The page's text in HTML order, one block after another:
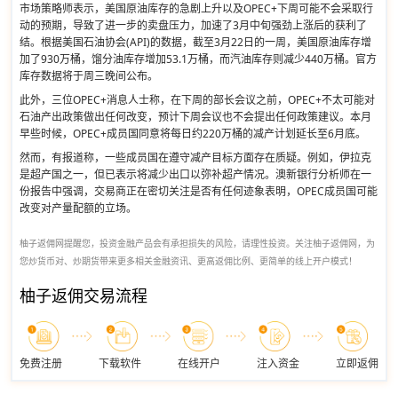
市场策略师表示，美国原油库存的急剧上升以及OPEC+下周可能不会采取行
动的预期，导致了进一步的卖盘压力，加速了3月中旬强劲上涨后的获利了
结。根据美国石油协会(API)的数据，截至3月22日的一周，美国原油库存增
加了930万桶，馏分油库存增加53.1万桶，而汽油库存则减少440万桶。官方
库存数据将于周三晚间公布。
此外，三位OPEC+消息人士称，在下周的部长会议之前，OPEC+不太可能对
石油产出政策做出任何改变，预计下周会议也不会提出任何政策建议。本月
早些时候，OPEC+成员国同意将每日约220万桶的减产计划延长至6月底。
然而，有报道称，一些成员国在遵守减产目标方面存在质疑。例如，伊拉克
是超产国之一，但已表示将减少出口以弥补超产情况。澳新银行分析师在一
份报告中强调，交易商正在密切关注是否有任何迹象表明，OPEC成员国可能
改变对产量配额的立场。
柚子返佣网提醒您，投资金融产品会有承担损失的风险，请理性投资。关注柚子返佣网，为
您炒货币对、炒期货带来更多相关金融资讯、更高返佣比例、更简单的线上开户模式！
柚子返佣交易流程
免费注册 下载软件 在线开户 注入资金 立即返佣